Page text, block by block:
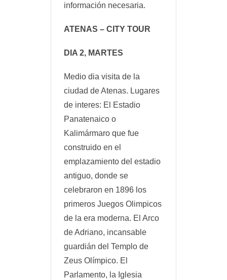
información necesaria.
ATENAS – CITY TOUR
DIA 2, MARTES
Medio dia visita de la
ciudad de Atenas. Lugares
de interes: El Estadio
Panatenaico o
Kalimármaro que fue
construido en el
emplazamiento del estadio
antiguo, donde se
celebraron en 1896 los
primeros Juegos Olimpicos
de la era moderna. El Arco
de Adriano, incansable
guardián del Templo de
Zeus Olímpico. El
Parlamento, la Iglesia